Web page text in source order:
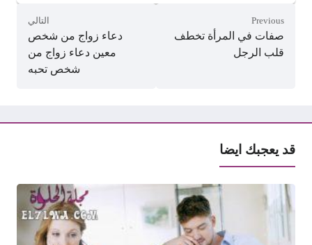
Previous
صفات في المرأة تخطف
قلب الرجل
التالي
دعاء زواج من شخص
معين دعاء زواج من
شخص تحبه
قد يعجبك ايضا